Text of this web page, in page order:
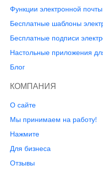
Функции электронной почты
Бесплатные шаблоны
Бесплатные подписи
Настольные приложения
Блог
КОМПАНИЯ
О сайте
Мы принимаем на работу!
Нажмите
Для бизнеса
Отзывы